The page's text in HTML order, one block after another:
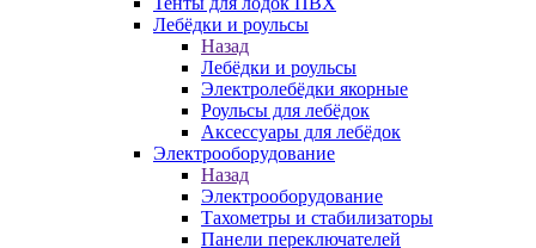
Лебёдки и роульсы
Назад
Лебёдки и роульсы
Электролебёдки якорные
Роульсы для лебёдок
Аксессуары для лебёдок
Электрооборудование
Назад
Электрооборудование
Тахометры и стабилизаторы
Панели переключателей